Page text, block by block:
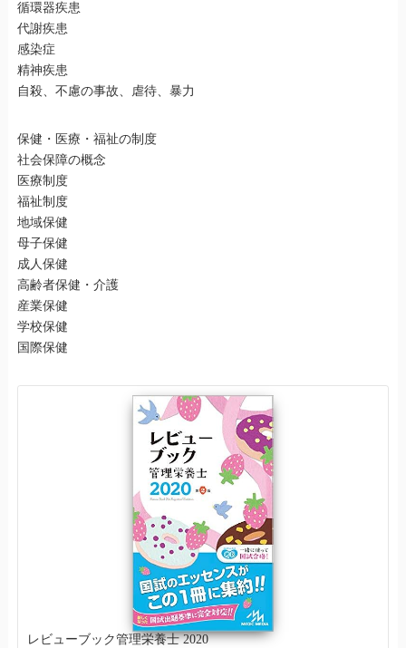
循環器疾患
代謝疾患
感染症
精神疾患
自殺、不慮の事故、虐待、暴力
保健・医療・福祉の制度
社会保障の概念
医療制度
福祉制度
地域保健
母子保健
成人保健
高齢者保健・介護
産業保健
学校保健
国際保健
レビューブック管理栄養士 2020